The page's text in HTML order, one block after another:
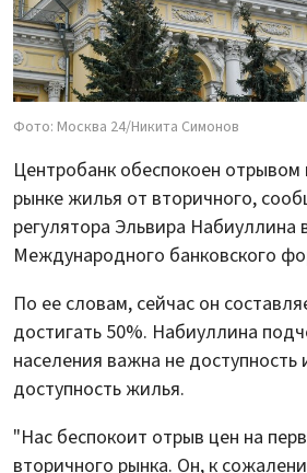
Фото: Москва 24/Никита Симонов
Центробанк обеспокоен отрывом
рынке жилья от вторичного,
регулятора Эльвира Набиуллина
Международного банковского
По ее словам, сейчас он
достигать 50%. Набиуллина
населения важна не доступность
доступность жилья.
"Нас беспокоит отрыв цен на
вторичного рынка. Он, к